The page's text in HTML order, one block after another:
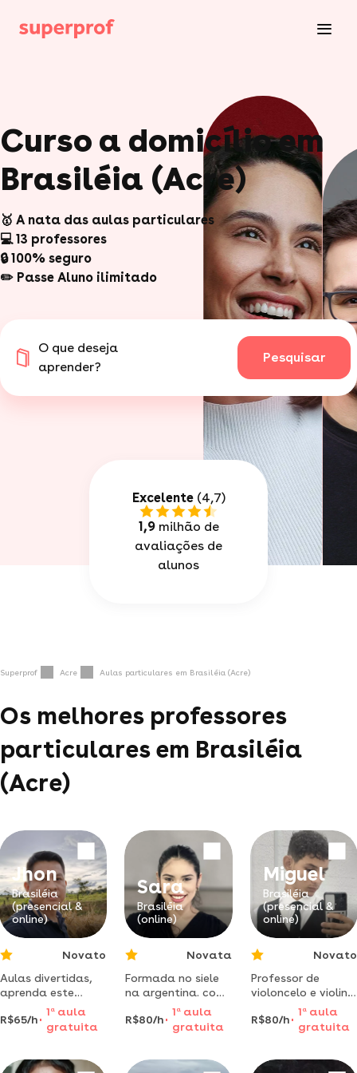
Curso a domicílio em
Brasiléia (Acre)
🥇 A nata das aulas particulares
💻 13 professores
🔒 100% seguro
✏️ Passe Aluno ilimitado
O que deseja
aprender?
Pesquisar
Excelente(4,7)
1,9milhão de
avaliações de
alunos
Superprof Acre Aulas particulares em Brasiléia (Acre)
Os melhores professores
particulares em Brasiléia
(Acre)
Jhon
Brasiléia
(presencial &
online)
Novato
Aulas divertidas,
aprenda este
idioma para
interagir onde quer
que você precise.
prático para
R$65/h
1 aaula
gratuita
Sara
Brasiléia
(online)
Novata
Formada no siele
na argentina. com
certificado em
espanhol
avançado e
R$80/h
1 a aula
gratuita
Miguel
Brasiléia
(presencial &
online)
Novato
Professor de
violoncelo e violino
fascinado por
música e ensino,
ofereço aulas de
para iniciantes e
R$80/h
1 aaula
gratuita